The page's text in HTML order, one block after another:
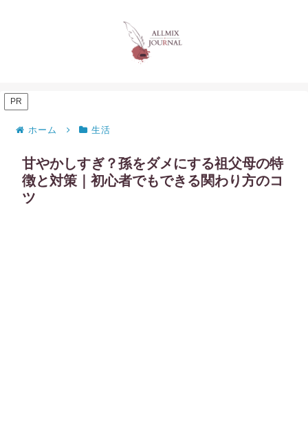
PR
ホーム 生活
甘やかしすぎ？孫をダメにする祖父母の特
徴と対策｜初心者でもできる関わり方のコ
ツ